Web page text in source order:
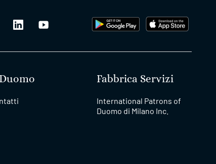
Fabbrica Servizi
International Patrons of
Duomo di Milano Inc.